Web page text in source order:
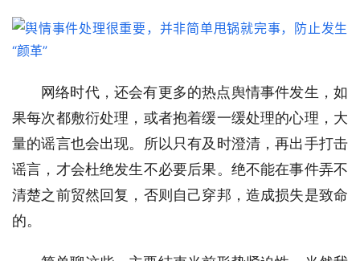
网络时代，还会有更多的热点舆情事件发生，如
果每次都敷衍处理，或者抱着缓一缓处理的心理，大
量的谣言也会出现。所以只有及时澄清，再出手打击
谣言，才会杜绝发生不必要后果。绝不能在事件弄不
清楚之前贸然回复，否则自己穿邦，造成损失是致命
的。